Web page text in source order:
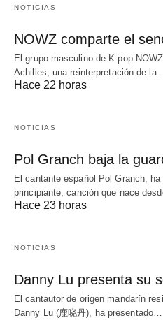
NOTICIAS
NOWZ comparte el
El grupo masculino de K-pop
Achilles, una reinterpretación de la…
Hace 22 horas
NOTICIAS
Pol Granch baja la
El cantante español Pol Granch,
principiante, canción que nace
Hace 23 horas
NOTICIAS
Danny Lu presenta su
El cantautor de origen mandarín
Danny Lu (鹿晓丹), ha presentado…